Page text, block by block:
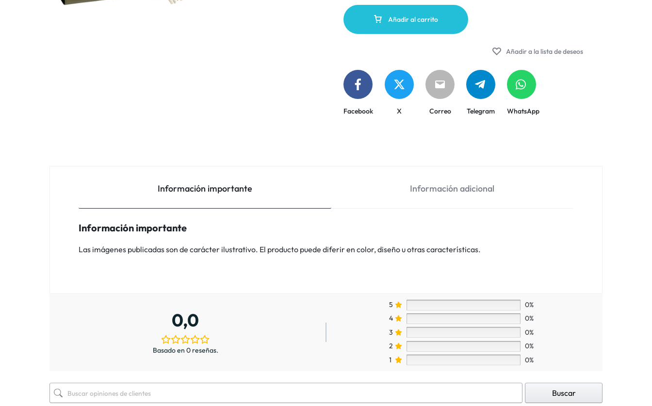
Añadir al carrito
Añadir a la lista de deseos
Facebook X Correo Telegram WhatsApp
Información importante Información adicional
Información importante
Las imágenes publicadas son de carácter ilustrativo. El producto puede diferir en color, diseño u otras características.
0,0
Basado en 0 reseñas.
5
0%
4
0%
3
0%
2
0%
1
0%
Buscar